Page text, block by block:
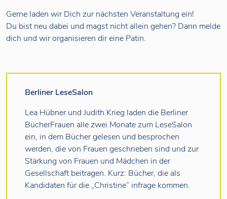
Gerne laden wir Dich zur nächsten Veranstaltung ein!
Du bist neu dabei und magst nicht allein gehen? Dann melde
dich und wir organisieren dir eine Patin.
Berliner LeseSalon
Lea Hübner und Judith Krieg laden die Berliner
BücherFrauen alle zwei Monate zum LeseSalon
ein, in dem Bücher gelesen und besprochen
werden, die von Frauen geschrieben sind und zur
Stärkung von Frauen und Mädchen in der
Gesellschaft beitragen. Kurz: Bücher, die als
Kandidaten für die „Christine“ infrage kommen.